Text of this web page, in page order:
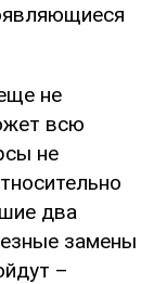
не
всю
не
два
замены
–